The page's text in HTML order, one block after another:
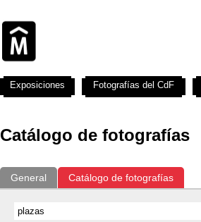
Catálogo de fotografías
General Catálogo de fotografías
Exposiciones Fotografías del CdF